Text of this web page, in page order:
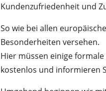
Kundenzufriedenheit und
So wie bei allen
Besonderheiten versehen.
Hier müssen einige
kostenlos und informieren